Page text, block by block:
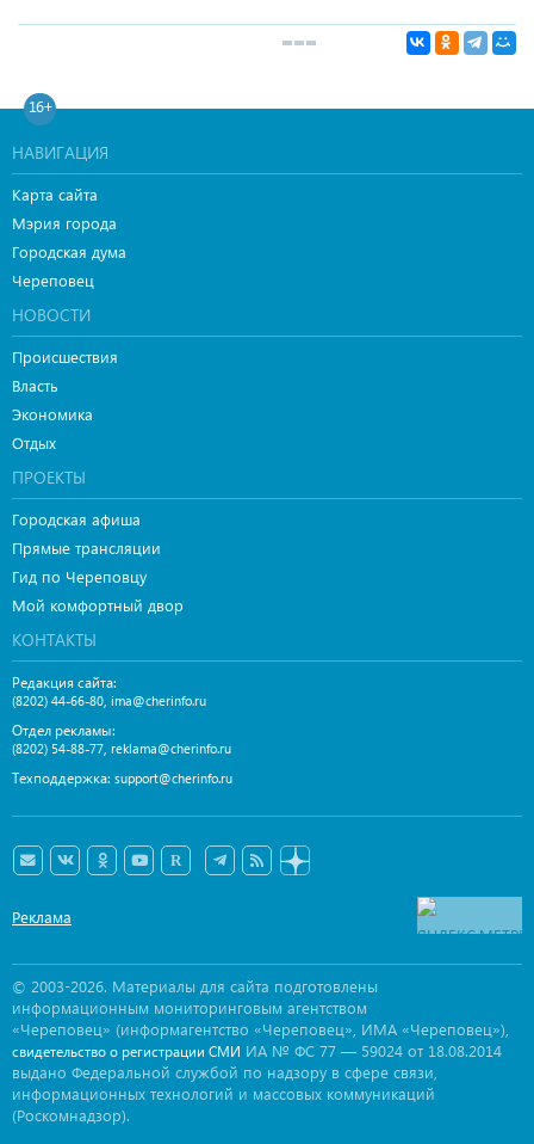
16+
НАВИГАЦИЯ
Карта сайта
Мэрия города
Городская дума
Череповец
НОВОСТИ
Происшествия
Власть
Экономика
Отдых
ПРОЕКТЫ
Городская афиша
Прямые трансляции
Гид по Череповцу
Мой комфортный двор
КОНТАКТЫ
Редакция сайта:
(8202) 44-66-80, ima@cherinfo.ru
Отдел рекламы:
(8202) 54-88-77, reklama@cherinfo.ru
Техподдержка: support@cherinfo.ru
Реклама
© 2003-2026. Материалы для сайта подготовлены
информационным мониторинговым агентством
«Череповец» (информагентство «Череповец», ИМА «Череповец»),
свидетельство о регистрации СМИ ИА № ФС 77 — 59024 от 18.08.2014
выдано Федеральной службой по надзору в сфере связи,
информационных технологий и массовых коммуникаций
(Роскомнадзор).